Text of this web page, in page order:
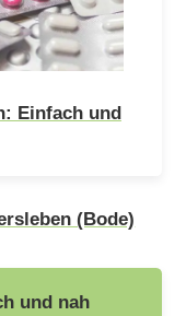
Einfach und
(Bode)
und nah